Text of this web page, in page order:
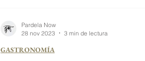
GASTRONOMÍA
Pardela Now
28 nov 2023
3 min de lectura